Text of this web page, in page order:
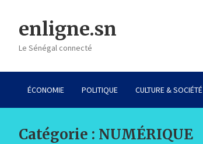
contentenligne.sn
Le Sénégal connecté
ÉCONOMIE POLITIQUE CULTURE & SOCIÉTÉ
Catégorie : NUMÉRIQUE